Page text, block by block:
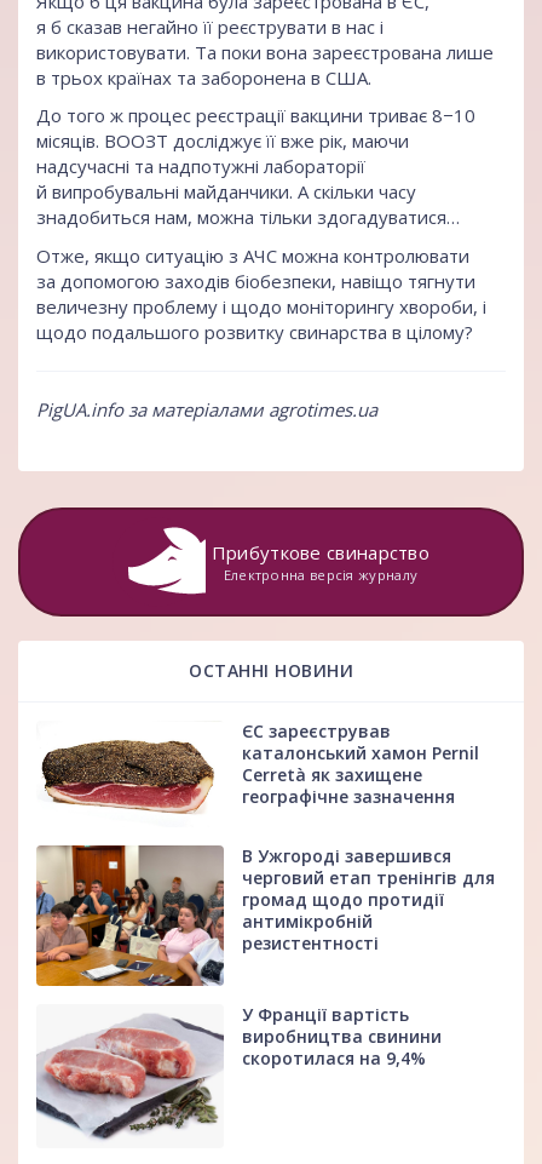
я б сказав негайно її реєструвати в нас і
використовувати. Та поки вона зареєстрована лише
в трьох країнах та заборонена в США.
До того ж процес реєстрації вакцини триває 8−10
місяців. ВООЗТ досліджує її вже рік, маючи
надсучасні та надпотужні лабораторії
й випробувальні майданчики. А скільки часу
знадобиться нам, можна тільки здогадуватися…
Отже, якщо ситуацію з АЧС можна контролювати
за допомогою заходів біобезпеки, навіщо тягнути
величезну проблему і щодо моніторингу хвороби, і
щодо подальшого розвитку свинарства в цілому?
PigUA.info за матеріалами аgrotimes.ua
Прибуткове свинарство
Електронна версія журналу
ОСТАННІ НОВИНИ
ЄС зареєстрував
каталонський хамон Pernil
Cerretà як захищене
географічне зазначення
В Ужгороді завершився
черговий етап тренінгів для
громад щодо протидії
антимікробній
резистентності
У Франції вартість
виробництва свинини
скоротилася на 9,4%